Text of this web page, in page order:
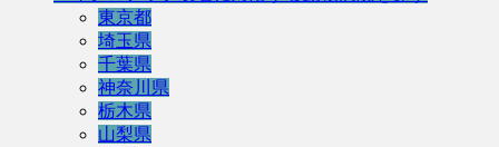
東京都
埼玉県
千葉県
神奈川県
栃木県
山梨県